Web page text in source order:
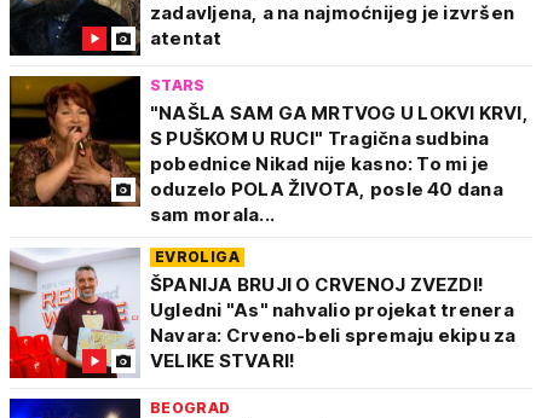
zadavljena, a na najmoćnijeg je izvršen
atentat
STARS
"NAŠLA SAM GA MRTVOG U LOKVI KRVI,
S PUŠKOM U RUCI" Tragična sudbina
pobednice Nikad nije kasno: To mi je
oduzelo POLA ŽIVOTA, posle 40 dana
sam morala...
EVROLIGA
ŠPANIJA BRUJI O CRVENOJ ZVEZDI!
Ugledni "As" nahvalio projekat trenera
Navara: Crveno-beli spremaju ekipu za
VELIKE STVARI!
BEOGRAD